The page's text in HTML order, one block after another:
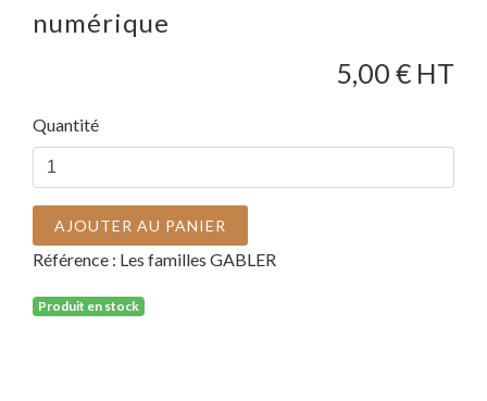
numérique
5,00 € HT
Quantité
AJOUTER AU PANIER
Référence : Les familles GABLER
Produit en stock